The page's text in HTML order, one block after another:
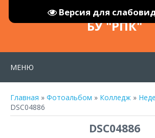
Версия для
БУ "РПК"
МЕНЮ
Главная » Фотоальбом » Колледж »
DSC04886
DSC04886